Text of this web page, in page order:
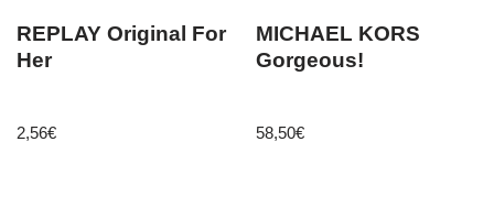
REPLAY Original For
Her
2,56€
MICHAEL KORS
Gorgeous!
58,50€